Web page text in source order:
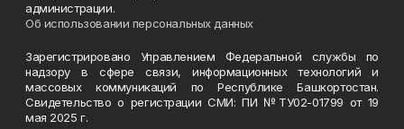
администрации.
Об использовании персональных данных
Зарегистрировано Управлением Федеральной службы по
надзору в сфере связи, информационных технологий и
массовых коммуникаций по Республике Башкортостан.
Свидетельство о регистрации СМИ: ПИ №ТУ02-01799 от 19
мая 2025 г.